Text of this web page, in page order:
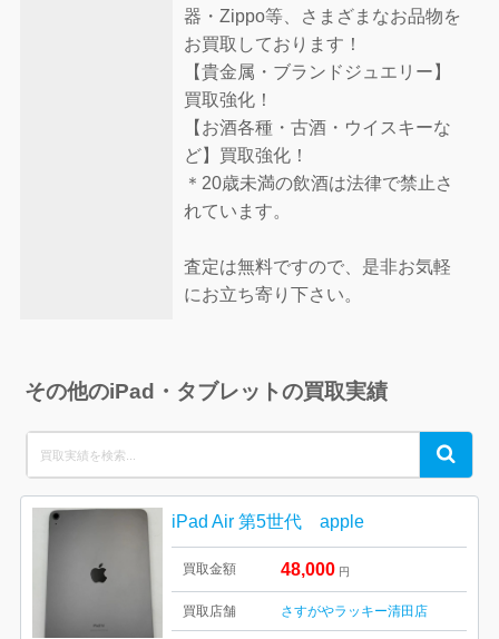
器・Zippo等、さまざまなお品物を
お買取しております！
【貴金属・ブランドジュエリー】
買取強化！
【お酒各種・古酒・ウイスキーな
ど】買取強化！
＊20歳未満の飲酒は法律で禁止さ
れています。
査定は無料ですので、是非お気軽
にお立ち寄り下さい。
その他のiPad・タブレットの買取実績
for:
Search
iPad Air 第5世代 apple
買取金額 48,000 円
買取店舗 さすがやラッキー清田店